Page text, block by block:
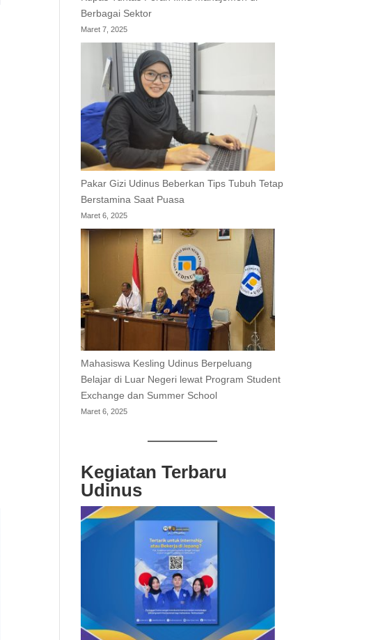
Berbagai Sektor
Maret 7, 2025
Pakar Gizi Udinus Beberkan Tips Tubuh Tetap
Berstamina Saat Puasa
Maret 6, 2025
Mahasiswa Kesling Udinus Berpeluang
Belajar di Luar Negeri lewat Program Student
Exchange dan Summer School
Maret 6, 2025
Kegiatan Terbaru
Udinus